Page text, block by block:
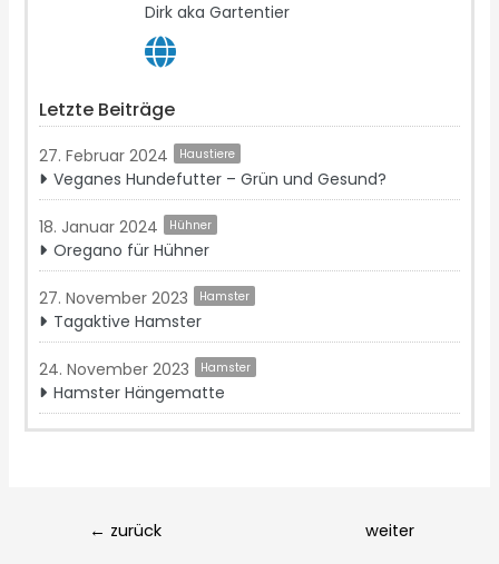
Dirk aka Gartentier
Letzte Beiträge
27. Februar 2024 Haustiere
Veganes Hundefutter – Grün und Gesund?
18. Januar 2024 Hühner
Oregano für Hühner
27. November 2023 Hamster
Tagaktive Hamster
24. November 2023 Hamster
Hamster Hängematte
← zurück
weiter